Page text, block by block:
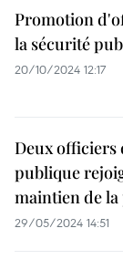
Promotion
la sécurité
20/10/2024 12:17
Deux officiers
publique
maintien de la
29/05/2024 14:51